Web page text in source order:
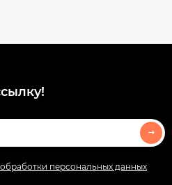
персональных данных